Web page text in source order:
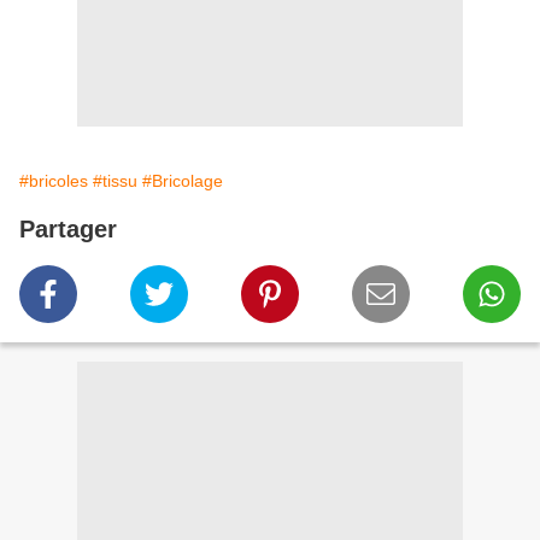
#bricoles #tissu #Bricolage
Partager